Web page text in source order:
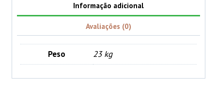
Informação adicional
Avaliações (0)
Peso 23 kg